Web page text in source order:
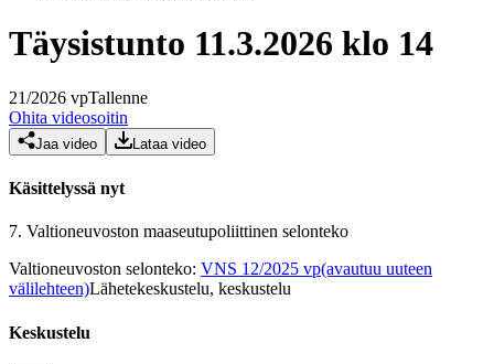
Täysistunto 11.3.2026 klo 14
21/2026 vpTallenne
Ohita videosoitin
Jaa video Lataa video
Käsittelyssä nyt
7. Valtioneuvoston maaseutupoliittinen selonteko
Valtioneuvoston selonteko: VNS 12/2025 vp(avautuu uuteen
välilehteen)Lähetekeskustelu, keskustelu
Keskustelu